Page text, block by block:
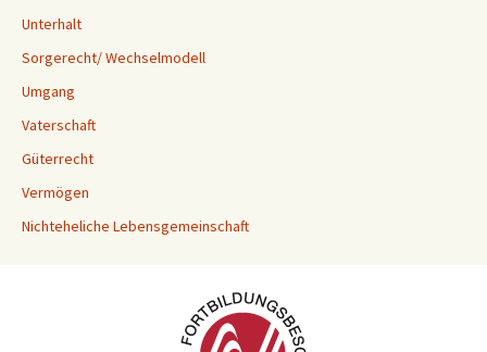
Unterhalt
Sorgerecht/ Wechselmodell
Umgang
Vaterschaft
Güterrecht
Vermögen
Nichteheliche Lebensgemeinschaft